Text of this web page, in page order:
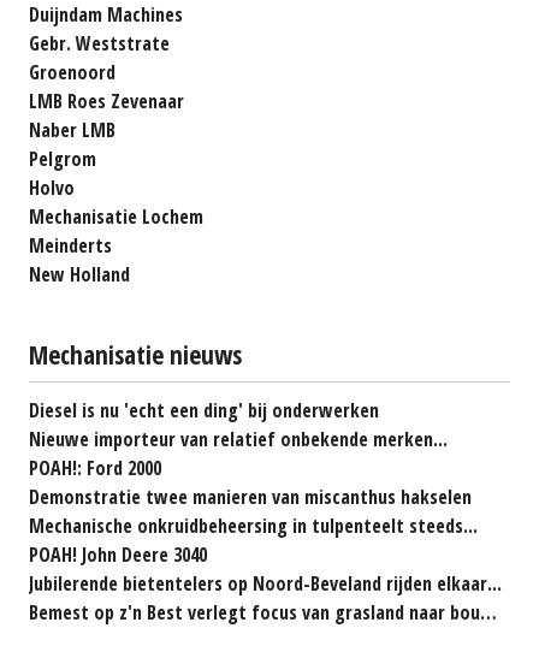
Duijndam Machines
Gebr. Weststrate
Groenoord
LMB Roes Zevenaar
Naber LMB
Pelgrom
Holvo
Mechanisatie Lochem
Meinderts
New Holland
Mechanisatie nieuws
Diesel is nu 'echt een ding' bij onderwerken
Nieuwe importeur van relatief onbekende merken...
POAH!: Ford 2000
Demonstratie twee manieren van miscanthus hakselen
Mechanische onkruidbeheersing in tulpenteelt steeds...
POAH! John Deere 3040
Jubilerende bietentelers op Noord-Beveland rijden elkaar...
Bemest op z'n Best verlegt focus van grasland naar bouwland